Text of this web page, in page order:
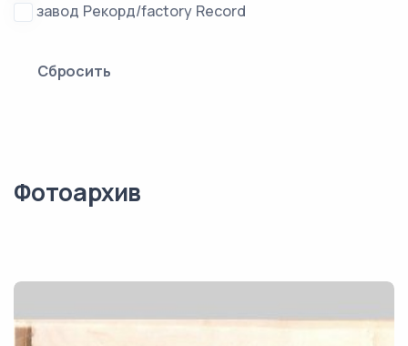
завод Рекорд/factory Record
Сбросить
Фотоархив